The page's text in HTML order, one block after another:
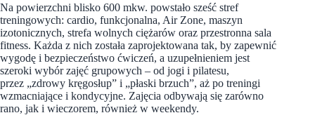
Na powierzchni blisko 600 mkw. powstało sześć stref
treningowych: cardio, funkcjonalna, Air Zone, maszyn
izotonicznych, strefa wolnych ciężarów oraz przestronna sala
fitness. Każda z nich została zaprojektowana tak, by zapewnić
wygodę i bezpieczeństwo ćwiczeń, a uzupełnieniem jest
szeroki wybór zajęć grupowych – od jogi i pilatesu,
przez „zdrowy kręgosłup” i „płaski brzuch”, aż po treningi
wzmacniające i kondycyjne. Zajęcia odbywają się zarówno
rano, jak i wieczorem, również w weekendy.